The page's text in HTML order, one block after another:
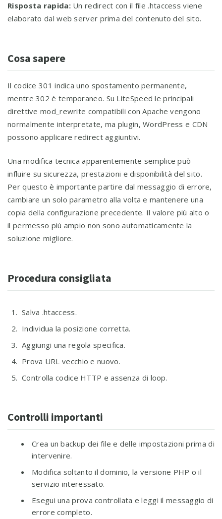
Risposta rapida:Un redirect con il file .htaccess viene
elaborato dal web server prima del contenuto del sito.
Cosa sapere
Il codice 301 indica uno spostamento permanente,
mentre 302 è temporaneo. Su LiteSpeed le principali
direttive mod_rewrite compatibili con Apache vengono
normalmente interpretate, ma plugin, WordPress e CDN
possono applicare redirect aggiuntivi.
Una modifica tecnica apparentemente semplice può
influire su sicurezza, prestazioni e disponibilità del sito.
Per questo è importante partire dal messaggio di errore,
cambiare un solo parametro alla volta e mantenere una
copia della configurazione precedente. Il valore più alto o
il permesso più ampio non sono automaticamente la
soluzione migliore.
Procedura consigliata
Salva .htaccess.
Individua la posizione corretta.
Aggiungi una regola specifica.
Prova URL vecchio e nuovo.
Controlla codice HTTP e assenza di loop.
Controlli importanti
Crea un backup dei file e delle impostazioni prima di
intervenire.
Modifica soltanto il dominio, la versione PHP o il
servizio interessato.
Esegui una prova controllata e leggi il messaggio di
errore completo.